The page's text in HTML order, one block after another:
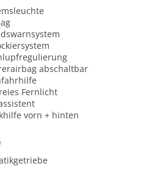
abschaltbar
Fernlicht
vorn + hinten